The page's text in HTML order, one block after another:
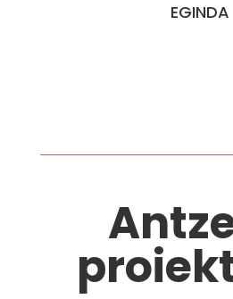
EGINDA